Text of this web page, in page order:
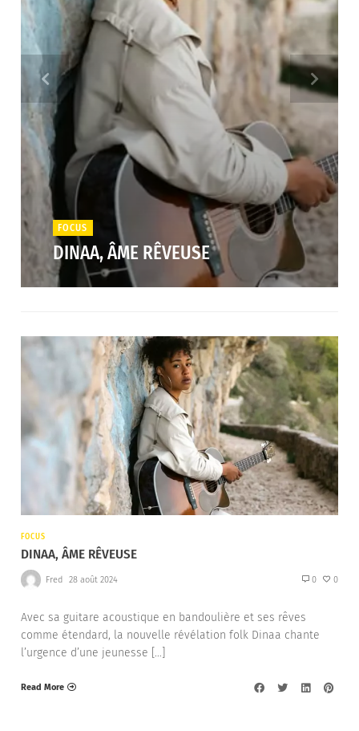
FOCUS
DINAA, ÂME RÊVEUSE
FOCUS
DINAA, ÂME RÊVEUSE
Fred 28 août 2024 0 0
Avec sa guitare acoustique en bandoulière et ses rêves
comme étendard, la nouvelle révélation folk Dinaa chante
l’urgence d’une jeunesse […]
Read More